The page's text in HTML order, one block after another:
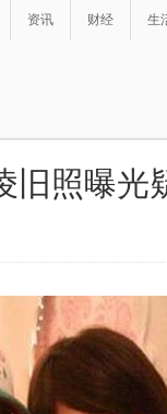
资讯 财经 生
旧照曝光